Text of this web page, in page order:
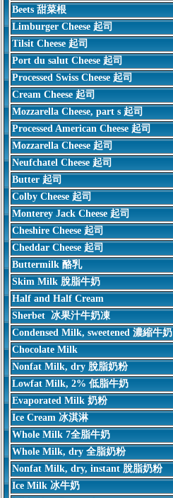
Beets 甜菜根
Limburger Cheese 起司
Tilsit Cheese 起司
Port du salut Cheese 起司
Processed Swiss Cheese 起司
Cream Cheese 起司
Mozzarella Cheese, part s 起司
Processed American Cheese 起司
Mozzarella Cheese 起司
Neufchatel Cheese 起司
Butter 起司
Colby Cheese 起司
Monterey Jack Cheese 起司
Cheshire Cheese 起司
Cheddar Cheese 起司
Buttermilk 酪乳
Skim Milk 脫脂牛奶
Half and Half Cream
Sherbet 冰果汁牛奶凍
Condensed Milk, sweetened 濃縮牛奶
Chocolate Milk
Nonfat Milk, dry 脫脂奶粉
Lowfat Milk, 2% 低脂牛奶
Evaporated Milk 奶粉
Ice Cream 冰淇淋
Whole Milk 7全脂牛奶
Whole Milk, dry 全脂奶粉
Nonfat Milk, dry, instant 脫脂奶粉
Ice Milk 冰牛奶